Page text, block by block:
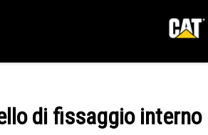
di fissaggio interno